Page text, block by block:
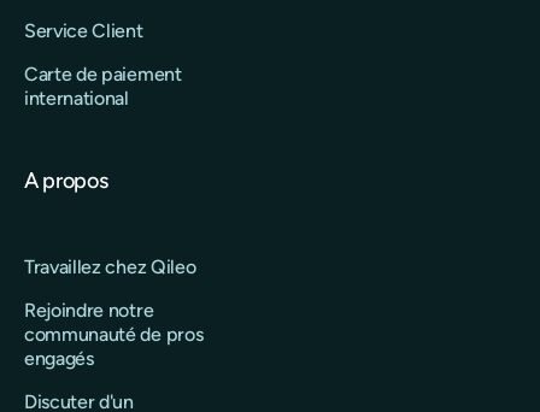
Service Client
Carte de paiement
international
A propos
Travaillez chez Qileo
Rejoindre notre
communauté de pros
engagés
Discuter d'un